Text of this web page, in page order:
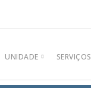
UNIDADE SERVIÇOS